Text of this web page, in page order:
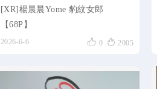
[XR]楊晨晨Yome 豹紋女郎
【68P】
2026-6-6  0  2005